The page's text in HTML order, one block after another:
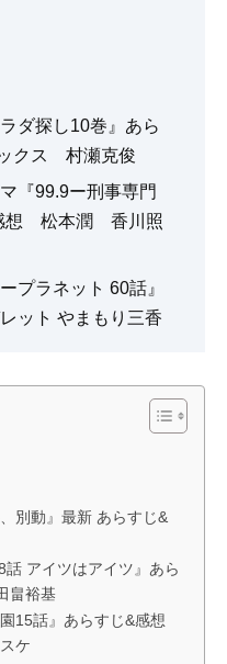
ダ探し10巻』あら
クス 村瀬克俊
『99.9ー刑事専門
想 松本潤 香川照
プラネット 60話』
ット やまもり三香
別動』最新 あらすじ&
アイツはアイツ』あら
畠裕基
園15話』あらすじ&感想
ケ